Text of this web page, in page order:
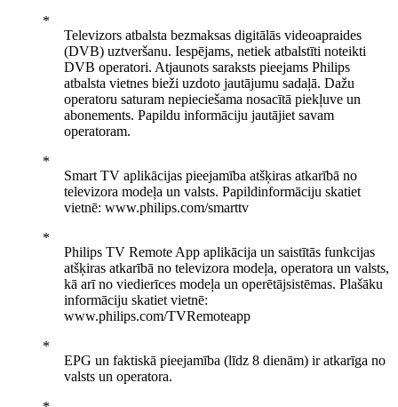
Televizors atbalsta bezmaksas digitālās videoapraides
(DVB) uztveršanu. Iespējams, netiek atbalstīti noteikti
DVB operatori. Atjaunots saraksts pieejams Philips
atbalsta vietnes bieži uzdoto jautājumu sadaļā. Dažu
operatoru saturam nepieciešama nosacītā piekļuve un
abonements. Papildu informāciju jautājiet savam
operatoram.
Smart TV aplikācijas pieejamība atšķiras atkarībā no
televizora modeļa un valsts. Papildinformāciju skatiet
vietnē: www.philips.com/smarttv
Philips TV Remote App aplikācija un saistītās funkcijas
atšķiras atkarībā no televizora modeļa, operatora un valsts,
kā arī no viedierīces modeļa un operētājsistēmas. Plašāku
informāciju skatiet vietnē:
www.philips.com/TVRemoteapp
EPG un faktiskā pieejamība (līdz 8 dienām) ir atkarīga no
valsts un operatora.